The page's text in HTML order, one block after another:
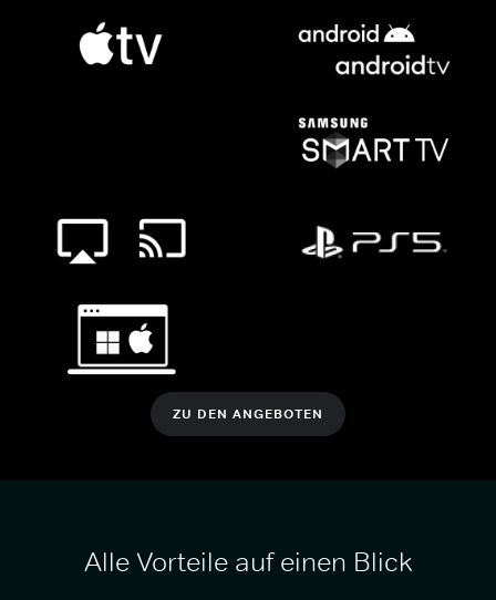
ZU DEN ANGEBOTEN
Alle Vorteile auf einen Blick